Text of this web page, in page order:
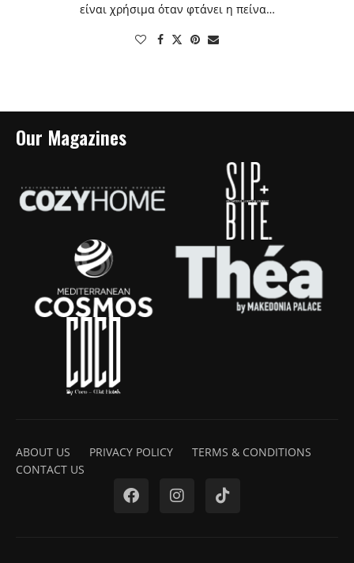
είναι χρήσιμα όταν φτάνει η πείνα…
Our Magazines
ABOUT US PRIVACY POLICY
TERMS & CONDITIONS
CONTACT US